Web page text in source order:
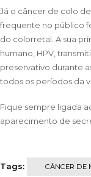
Já o câncer de colo
frequente no público
do colorretal. A sua
humano, HPV,
preservativo durante
todos os períodos da
Fique sempre ligada
aparecimento de
Tags: CÂNCER DE